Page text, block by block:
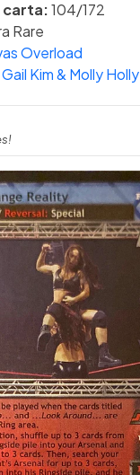
carta:104/172
Rare
Overload
Gail Kim & Molly Holly